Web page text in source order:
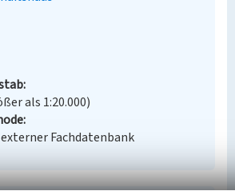
als 1:20.000)
Fachdatenbank